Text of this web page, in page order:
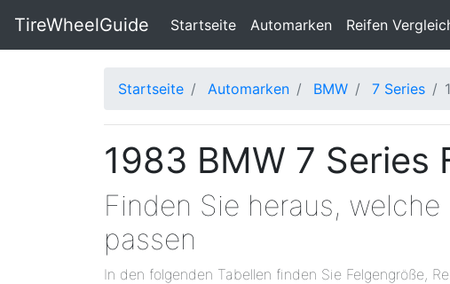
TireWheelGuide Startseite(current)
Automarken Reifen
Startseite Automarken BMW 7 Series
1983 BMW 7 Series
Finden Sie heraus,
passen
In den folgenden Tabellen finden Sie Felgengröße,